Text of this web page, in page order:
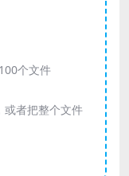
个文件
或者把整个文件